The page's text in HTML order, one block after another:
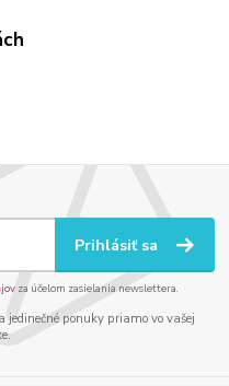
Prihlásiť sa
za účelom zasielania newslettera.
ponuky priamo vo vašej